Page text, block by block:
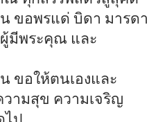
ขอพรแด่ บิดา มารดา
มีพระคุณ และ
ขอให้ตนเองและ
ามสุข ความเจริญ